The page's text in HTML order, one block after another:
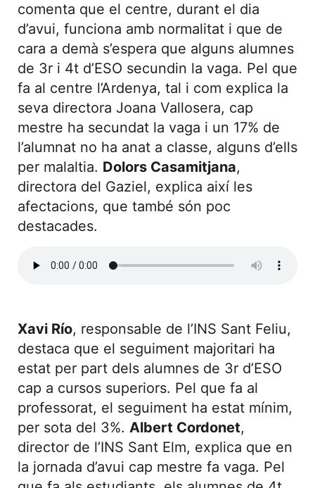
comenta que el centre, durant el dia
d’avui, funciona amb normalitat i que de
cara a demà s’espera que alguns alumnes
de 3r i 4t d’ESO secundin la vaga. Pel que
fa al centre l’Ardenya, tal i com explica la
seva directora Joana Vallosera, cap
mestre ha secundat la vaga i un 17% de
l’alumnat no ha anat a classe, alguns d’ells
per malaltia. Dolors Casamitjana,
directora del Gaziel, explica així les
afectacions, que també són poc
destacades.
Xavi Río, responsable de l’INS Sant Feliu,
destaca que el seguiment majoritari ha
estat per part dels alumnes de 3r d’ESO
cap a cursos superiors. Pel que fa al
professorat, el seguiment ha estat mínim,
per sota del 3%. Albert Cordonet,
director de l’INS Sant Elm, explica que en
la jornada d’avui cap mestre fa vaga. Pel